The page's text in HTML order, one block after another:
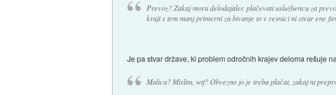
Prevoz? Zakaj mora delodajalec plačevati uslužbencu za
kraji s tem manj primerni za bivanje to v resnici ni stvar ene
Je pa stvar države, ki problem odročnih krajev deloma rešuje
Malica? Mislim, wtf? Obvezno jo je treba plačat, zakaj ni